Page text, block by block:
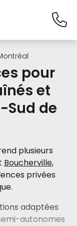
pour
et
Sud de
plusieurs
Boucherville,
privées
adaptées
autonomes